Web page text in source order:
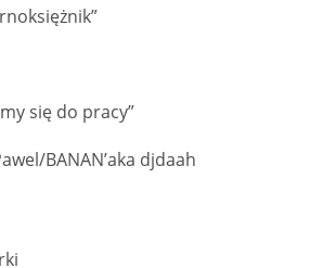
się do pracy”
BANAN’aka djdaah